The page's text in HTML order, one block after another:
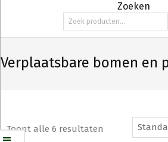
Zoeken
Zoeken
naar:
Verplaatsbare bomen en
Toont alle 6 resultaten